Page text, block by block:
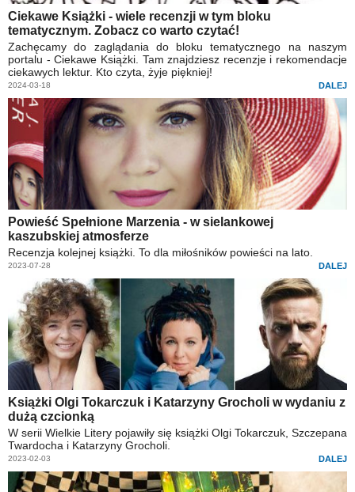
Ciekawe Książki - wiele recenzji w tym bloku
tematycznym. Zobacz co warto czytać!
Zachęcamy do zaglądania do bloku tematycznego na naszym
portalu - Ciekawe Książki. Tam znajdziesz recenzje i rekomendacje
ciekawych lektur. Kto czyta, żyje piękniej!
2024-03-18 DALEJ
Powieść Spełnione Marzenia - w sielankowej
kaszubskiej atmosferze
Recenzja kolejnej książki. To dla miłośników powieści na lato.
2023-07-28 DALEJ
Książki Olgi Tokarczuk i Katarzyny Grocholi w wydaniu z
dużą czcionką
W serii Wielkie Litery pojawiły się książki Olgi Tokarczuk, Szczepana
Twardocha i Katarzyny Grocholi.
2023-02-03 DALEJ